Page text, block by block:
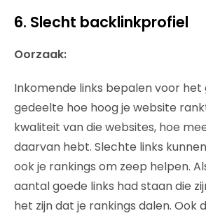
6. Slecht backlinkprofiel
Oorzaak:
Inkomende links bepalen voor
gedeelte hoe hoog je website
kwaliteit van die websites, hoe
daarvan hebt. Slechte links
ook je rankings om zeep helpen.
aantal goede links had staan die
het zijn dat je rankings dalen. Ook